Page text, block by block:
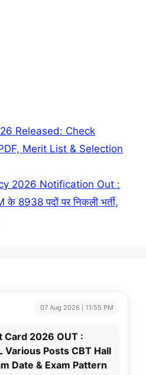
Released: Check
Merit List & Selection
2026 Notification Out :
के 8938 पदों पर निकली भर्ती,
07 Aug 2026 | 11:55 PM
Card 2026 OUT :
Various Posts CBT Hall
Date & Exam Pattern